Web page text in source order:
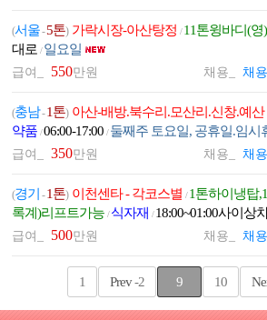
(서울-5톤) 가락시장-아산탕정/ 11톤윙바디(
대로/ 일요일
급여_ 550만원 채용_ 채
(충남-1톤) 아산-배방.북수리.모산리.신창.예산
약품/06:00-17:00/ 둘째주 토요일, 공휴일.임시
급여_350만원 채용_ 채
(경기 -1톤) 이천센타 - 각코스별/ 1톤하이냉탑
록계)리프트가능/ 식자재/ 18:00~01:00사이상
급여_ 500만원 채용_ 채
1 Prev-2 9 10